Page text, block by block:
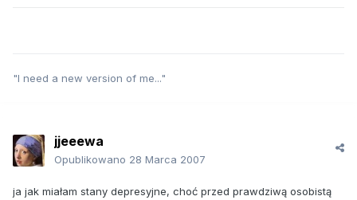
"I need a new version of me..."
jjeeewa
Opublikowano 28 Marca 2007
ja jak miałam stany depresyjne, choć przed prawdziwą osobistą